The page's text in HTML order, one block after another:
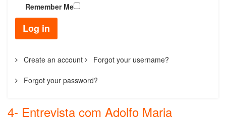
Remember Me
Log in
Create an account Forgot your username?
Forgot your password?
4- Entrevista com Adolfo Maria